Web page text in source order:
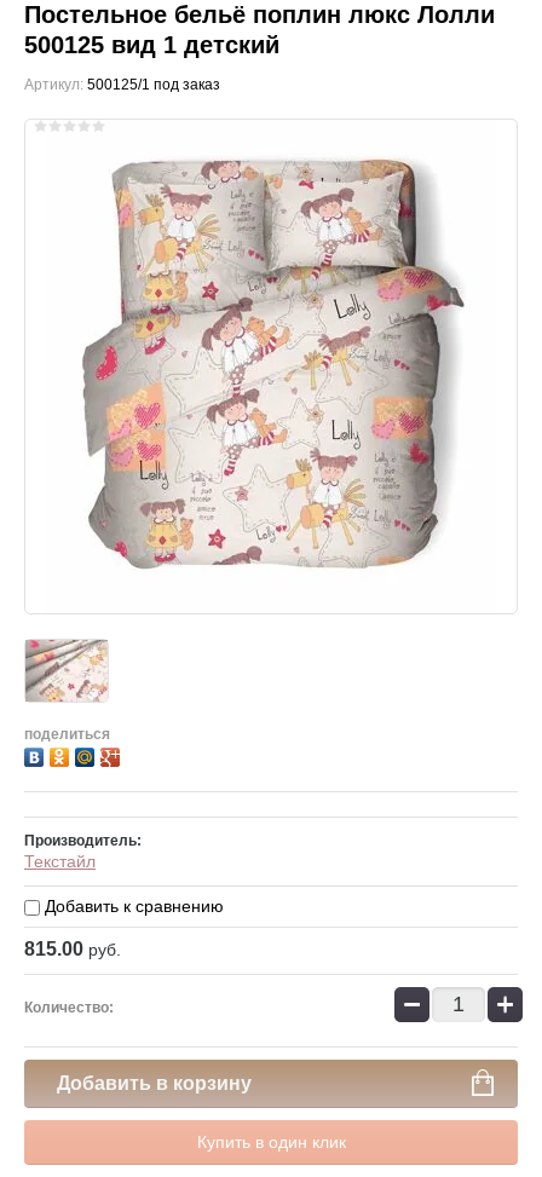
Постельное бельё поплин люкс Лолли
500125 вид 1 детский
Артикул: 500125/1 под заказ
поделиться
Производитель:
Текстайл
Добавить к сравнению
815.00 руб.
Количество: − +
Добавить в корзину
Купить в один клик